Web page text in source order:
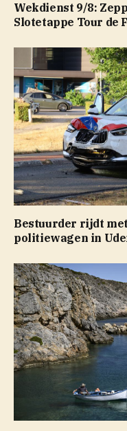
Wekdienst 9/8:
Slotetappe Tour de
Bestuurder rijdt
politiewagen in